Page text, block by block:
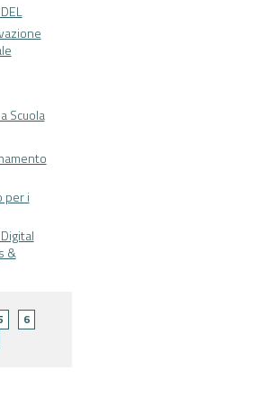
Scuola
per i
&
6